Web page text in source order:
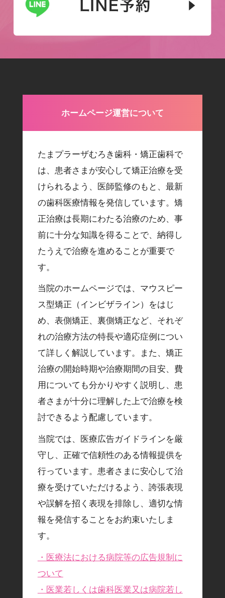
ホームページ運営について
たまプラーザむろき歯科・矯正歯科で
は、患者さまが安心して矯正治療を受
けられるよう、医師監修のもと、最新
の歯科医療情報を発信しています。矯
正治療は長期にわたる治療のため、事
前に十分な知識を得ることで、納得し
たうえで治療を進めることが重要で
す。
当院のホームページでは、マウスピー
ス型矯正（インビザライン）をはじ
め、表側矯正、裏側矯正など、それぞ
れの治療方法の特長や適応症例につい
て詳しく解説しています。また、矯正
治療の開始時期や治療期間の目安、費
用についても分かりやすく説明し、患
者さまが十分に理解した上で治療を検
討できるよう配慮しています。
当院では、医療広告ガイドラインを厳
守し、正確で信頼性のある情報提供を
行っています。患者さまに安心して治
療を受けていただけるよう、誇張表現
や誤解を招く表現を排除し、適切な情
報を発信することをお約束いたしま
す。
・医療法における病院等の広告規制に
ついて
・医業若しくは歯科医業又は病院若し